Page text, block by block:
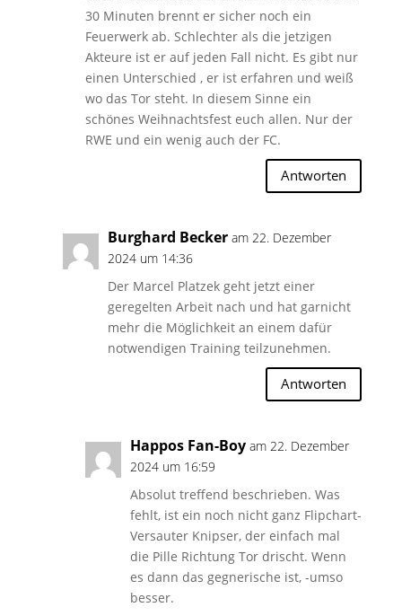
30 Minuten brennt er sicher noch ein
Feuerwerk ab. Schlechter als die jetzigen
Akteure ist er auf jeden Fall nicht. Es gibt nur
einen Unterschied , er ist erfahren und weiß
wo das Tor steht. In diesem Sinne ein
schönes Weihnachtsfest euch allen. Nur der
RWE und ein wenig auch der FC.
Antworten
Burghard Becker am 22. Dezember
2024 um 14:36
Der Marcel Platzek geht jetzt einer
geregelten Arbeit nach und hat garnicht
mehr die Möglichkeit an einem dafür
notwendigen Training teilzunehmen.
Antworten
Happos Fan-Boy am 22. Dezember
2024 um 16:59
Absolut treffend beschrieben. Was
fehlt, ist ein noch nicht ganz Flipchart-
Versauter Knipser, der einfach mal
die Pille Richtung Tor drischt. Wenn
es dann das gegnerische ist, -umso
besser.